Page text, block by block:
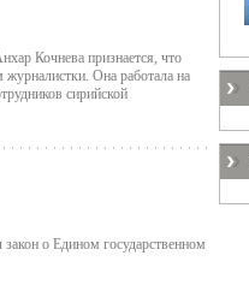
Кочнева признается, что
Она работала на
сирийской
о Едином государственном